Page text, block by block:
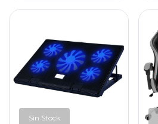
Sin Stock